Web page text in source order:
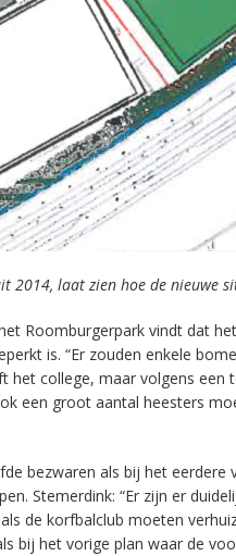
2014, laat zien hoe de nieuwe
Roomburgerpark vindt dat
is. “Er zouden enkele
het college, maar volgens een
een groot aantal heesters
bezwaren als bij het
Stemerdink: “Er zijn er
de korfbalclub moeten
bij het vorige plan waar de